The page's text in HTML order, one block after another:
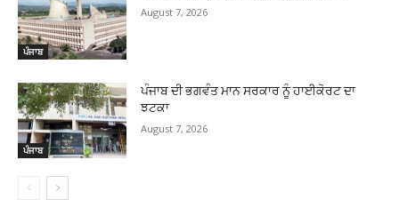
ਪੰਜਾਬ
August 7, 2026
ਪੰਜਾਬ
ਪੰਜਾਬ ਦੀ ਭਗਵੰਤ ਮਾਨ ਸਰਕਾਰ ਨੂੰ ਹਾਈਕੋਰਟ ਦਾ
ਝਟਕਾ
August 7, 2026